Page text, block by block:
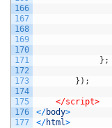
166
167
168
169
170
171
172
173
174
175
176
177
} ;
} ) ;
</script>
</body>
</html>